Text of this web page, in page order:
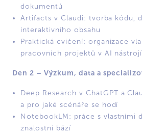
dokumentů
Artifacts v Claudi: tvorba kódu,
interaktivního obsahu
Praktická cvičení: organizace
pracovních projektů v AI
Den 2 – Výzkum, data a
Deep Research v ChatGPT a
a pro jaké scénáře se hodí
NotebookLM: práce s vlastními
znalostní bází